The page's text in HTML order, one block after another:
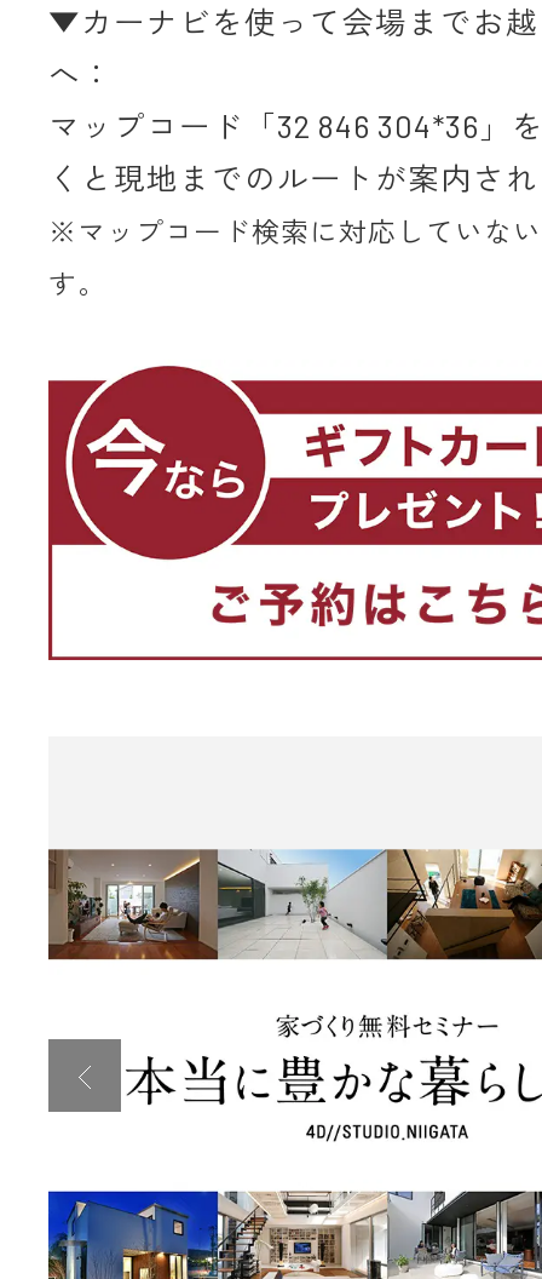
▼カーナビを使って会場までお
へ：
マップコード「32 846 304*36」
くと現地までのルートが案内さ
※マップコード検索に対応していな
す。